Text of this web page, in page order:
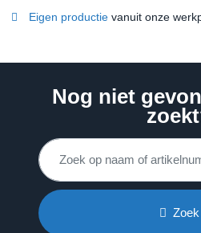
Eigen productie vanuit onze
Nog niet
Zoek